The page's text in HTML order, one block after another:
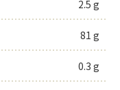
2.5 g
81 g
0.3 g